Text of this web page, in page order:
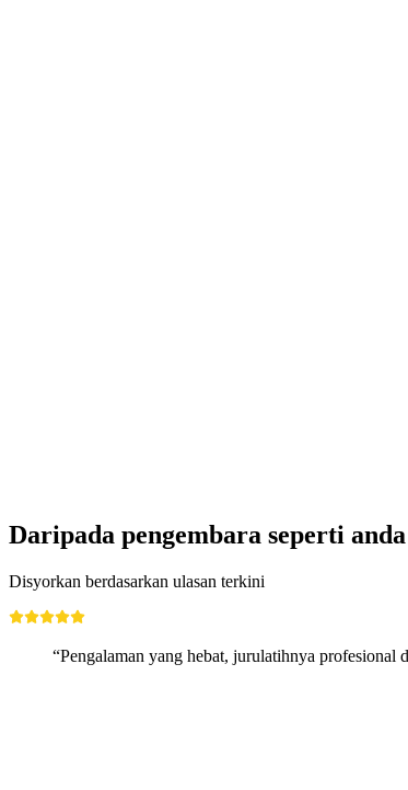
Daripada pengembara seperti anda
Disyorkan berdasarkan ulasan terkini
“Pengalaman yang hebat, jurulatihnya profesional